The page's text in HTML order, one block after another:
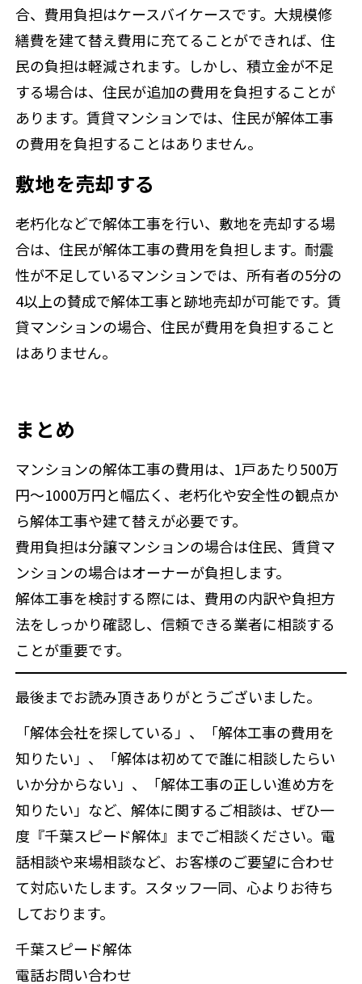
合、費用負担はケースバイケースです。大規模修
繕費を建て替え費用に充てることができれば、住
民の負担は軽減されます。しかし、積立金が不足
する場合は、住民が追加の費用を負担することが
あります。賃貸マンションでは、住民が解体工事
の費用を負担することはありません。
敷地を売却する
老朽化などで解体工事を行い、敷地を売却する場
合は、住民が解体工事の費用を負担します。耐震
性が不足しているマンションでは、所有者の5分の
4以上の賛成で解体工事と跡地売却が可能です。賃
貸マンションの場合、住民が費用を負担すること
はありません。
まとめ
マンションの解体工事の費用は、1戸あたり500万
円〜1000万円と幅広く、老朽化や安全性の観点か
ら解体工事や建て替えが必要です。
費用負担は分譲マンションの場合は住民、賃貸マ
ンションの場合はオーナーが負担します。
解体工事を検討する際には、費用の内訳や負担方
法をしっかり確認し、信頼できる業者に相談する
ことが重要です。
最後までお読み頂きありがとうございました。
「解体会社を探している」、「解体工事の費用を
知りたい」、「解体は初めてで誰に相談したらい
いか分からない」、「解体工事の正しい進め方を
知りたい」など、解体に関するご相談は、ぜひ一
度『千葉スピード解体』までご相談ください。電
話相談や来場相談など、お客様のご要望に合わせ
て対応いたします。スタッフ一同、心よりお待ち
しております。
千葉スピード解体
電話お問い合わせ